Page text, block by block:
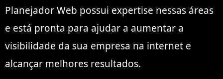
Planejador Web possui expertise nessas áreas
e está pronta para ajudar a aumentar a
visibilidade da sua empresa na internet e
alcançar melhores resultados.